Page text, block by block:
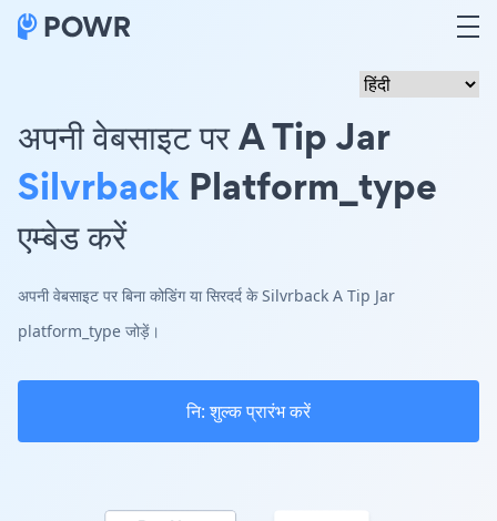
अपनी वेबसाइट पर A Tip Jar
Silvrback Platform_type
एम्बेड करें
अपनी वेबसाइट पर बिना कोडिंग या सिरदर्द के Silvrback A Tip Jar
platform_type जोड़ें।
नि: शुल्क प्रारंभ करें